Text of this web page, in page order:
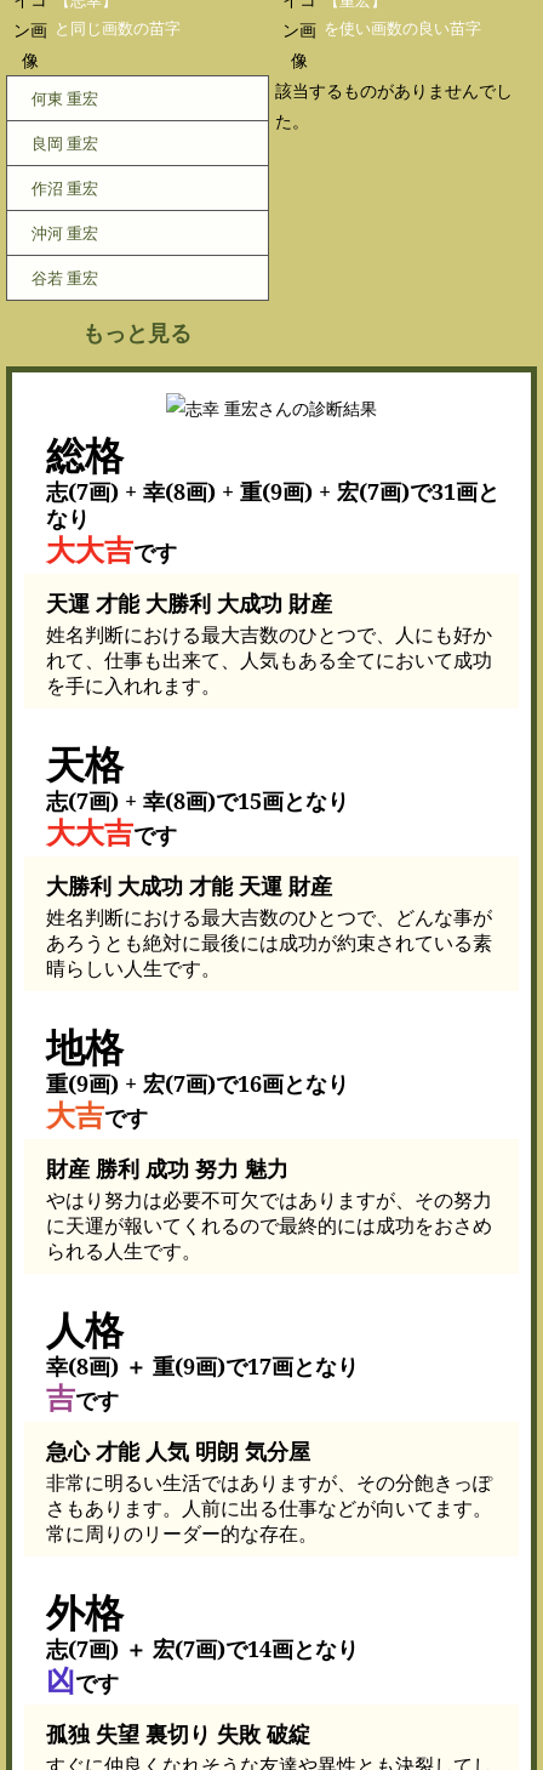
と同じ画数の苗字
何東 重宏
良岡 重宏
作沼 重宏
沖河 重宏
谷若 重宏
もっと見る
を使い画数の良い苗字
該当するものがありませんでし
た。
総格
志(7画) + 幸(8画) + 重(9画) + 宏(7画)で31画と
なり
大大吉です
天運 才能 大勝利 大成功 財産
姓名判断における最大吉数のひとつで、人にも好か
れて、仕事も出来て、人気もある全てにおいて成功
を手に入れれます。
天格
志(7画) + 幸(8画)で15画となり
大大吉です
大勝利 大成功 才能 天運 財産
姓名判断における最大吉数のひとつで、どんな事が
あろうとも絶対に最後には成功が約束されている素
晴らしい人生です。
地格
重(9画) + 宏(7画)で16画となり
大吉です
財産 勝利 成功 努力 魅力
やはり努力は必要不可欠ではありますが、その努力
に天運が報いてくれるので最終的には成功をおさめ
られる人生です。
人格
幸(8画) ＋ 重(9画)で17画となり
吉です
急心 才能 人気 明朗 気分屋
非常に明るい生活ではありますが、その分飽きっぽ
さもあります。人前に出る仕事などが向いてます。
常に周りのリーダー的な存在。
外格
志(7画) ＋ 宏(7画)で14画となり
凶です
孤独 失望 裏切り 失敗 破綻